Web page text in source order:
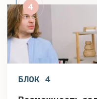
БЛОК 4